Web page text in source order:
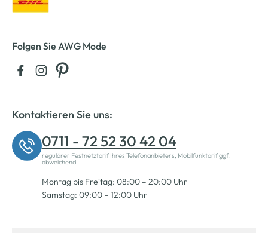
Folgen Sie AWG Mode
Kontaktieren Sie uns:
0711 - 72 52 30 42 04
regulärer Festnetztarif Ihres Telefonanbieters, Mobilfunktarif ggf.
abweichend.
Montag bis Freitag: 08:00 – 20:00 Uhr
Samstag: 09:00 – 12:00 Uhr